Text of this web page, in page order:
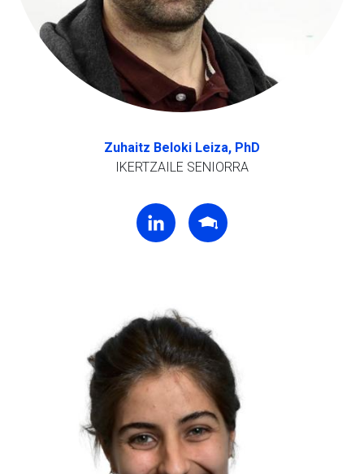
Zuhaitz Beloki Leiza, PhD
IKERTZAILE SENIORRA